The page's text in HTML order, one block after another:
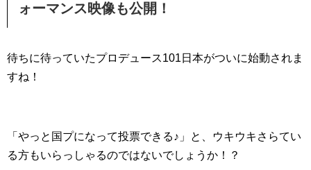
ォーマンス映像も公開！
待ちに待っていたプロデュース101日本がついに始動されま
すね！
「やっと国プになって投票できる♪」と、ウキウキさらてい
る方もいらっしゃるのではないでしょうか！？